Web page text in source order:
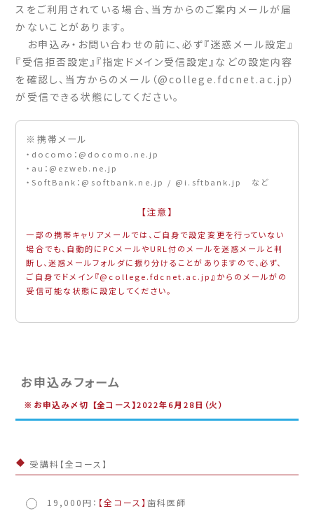
スをご利用されている場合、当方からのご案内メールが届
かないことがあります。
お申込み・お問い合わせの前に、必ず『迷惑メール設定』
『受信拒否設定』『指定ドメイン受信設定』などの設定内容
を確認し、当方からのメール（@college.fdcnet.ac.jp）
が受信できる状態にしてください。
※携帯メール
・docomo：@docomo.ne.jp
・au：@ezweb.ne.jp
・SoftBank：@softbank.ne.jp / @i.sftbank.jp など
【注意】
一部の携帯キャリアメールでは、ご自身で設定変更を行っていない
場合でも、自動的にPCメールやURL付のメールを迷惑メールと判
断し、迷惑メールフォルダに振り分けることがありますので、必ず、
ご自身でドメイン『@college.fdcnet.ac.jp』からのメールがの
受信可能な状態に設定してください。
お申込みフォーム
※お申込み〆切 【全コース】2022年6月28日（火）
受講料【全コース】
19,000円： 【全コース】 歯科医師